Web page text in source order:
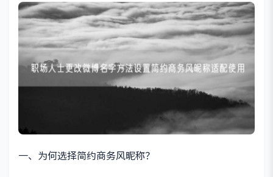
一、为何选择简约商务风昵称？